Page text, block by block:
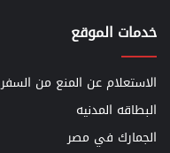
خدمات الموقع
الاستعلام عن المنع من السفر
البطاقه المدنيه
الجمارك في مصر